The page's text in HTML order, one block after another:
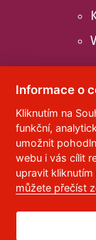
© 2023
532 10
Telefon: 466
Správce webu
Prohlášení o
Informace o
Kliknutím na
funkční,
umožnit
webu i vás cílit
upravit
můžete přečíst